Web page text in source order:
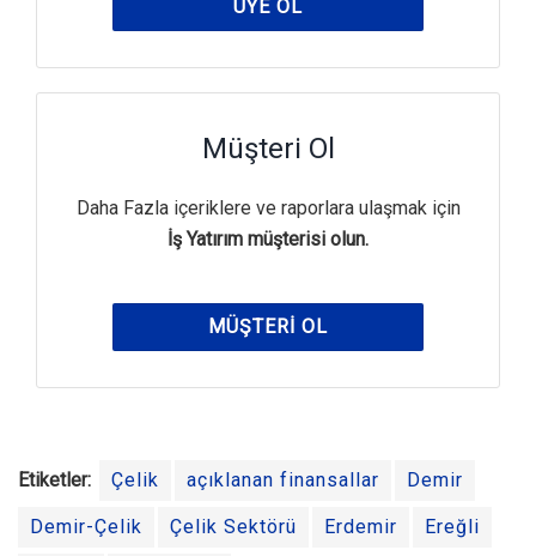
ÜYE OL
Müşteri Ol
Daha Fazla içeriklere ve raporlara ulaşmak için
İş Yatırım müşterisi olun.
MÜŞTERI OL
Etiketler: Çelik açıklanan finansallar Demir
Demir-Çelik Çelik Sektörü Erdemir Ereğli